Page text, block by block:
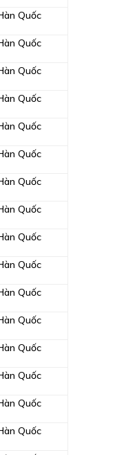
Quốc
Quốc
Quốc
Quốc
Quốc
Quốc
Quốc
Quốc
Quốc
Quốc
Quốc
Quốc
Quốc
Quốc
Quốc
Quốc